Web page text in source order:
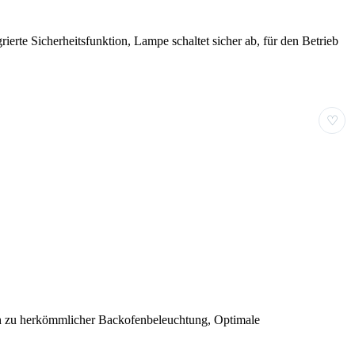
Sicherheitsfunktion, Lampe schaltet sicher ab, für den Betrieb
♡
herkömmlicher Backofenbeleuchtung, Optimale